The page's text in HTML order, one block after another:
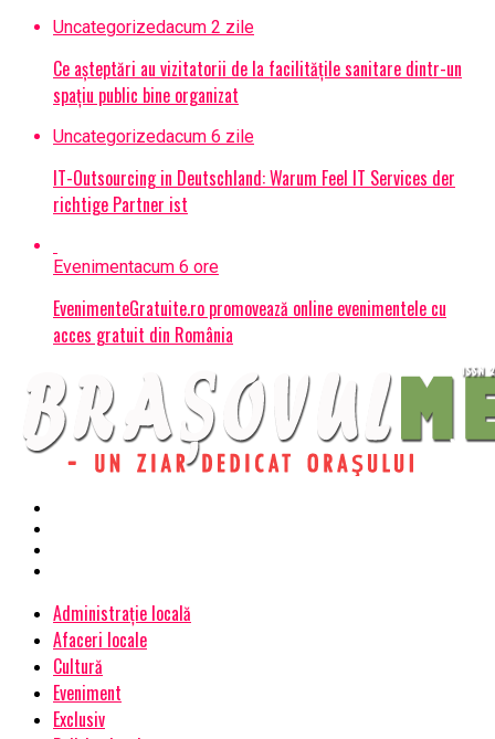
Uncategorizedacum 2 zile
Ce așteptări au vizitatorii de la facilitățile sanitare dintr-un
spațiu public bine organizat
Uncategorizedacum 6 zile
IT-Outsourcing in Deutschland: Warum Feel IT Services der
richtige Partner ist
Evenimentacum 6 ore
EvenimenteGratuite.ro promovează online evenimentele cu
acces gratuit din România
Administrație locală
Afaceri locale
Cultură
Eveniment
Exclusiv